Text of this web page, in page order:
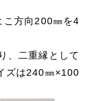
こ方向200㎜を4
、二重縁として
ズは240㎜×100